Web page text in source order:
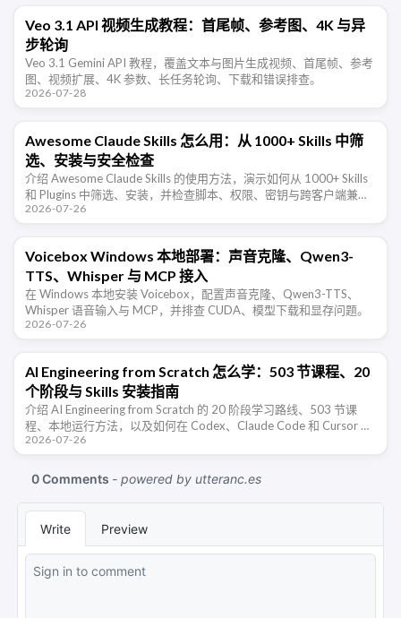
Veo 3.1 API 视频生成教程：首尾帧、参考图、4K 与异
步轮询
Veo 3.1 Gemini API 教程，覆盖文本与图片生成视频、首尾帧、参考
图、视频扩展、4K 参数、长任务轮询、下载和错误排查。
2026-07-28
Awesome Claude Skills 怎么用：从 1000+ Skills 中筛
选、安装与安全检查
介绍 Awesome Claude Skills 的使用方法，演示如何从 1000+ Skills
和 Plugins 中筛选、安装，并检查脚本、权限、密钥与跨客户端兼容
性。
2026-07-26
Voicebox Windows 本地部署：声音克隆、Qwen3-
TTS、Whisper 与 MCP 接入
在 Windows 本地安装 Voicebox，配置声音克隆、Qwen3-TTS、
Whisper 语音输入与 MCP，并排查 CUDA、模型下载和显存问题。
2026-07-26
AI Engineering from Scratch 怎么学：503 节课程、20
个阶段与 Skills 安装指南
介绍 AI Engineering from Scratch 的 20 阶段学习路线、503 节课
程、本地运行方法，以及如何在 Codex、Claude Code 和 Cursor 中
安装配套 …
2026-07-26